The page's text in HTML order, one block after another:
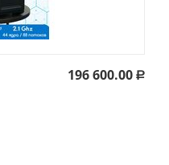
196 600.00 Р